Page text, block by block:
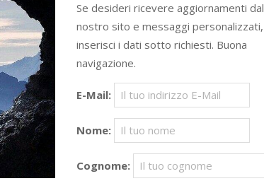
Se desideri ricevere aggiornamenti dal
nostro sito e messaggi personalizzati,
inserisci i dati sotto richiesti. Buona
navigazione.
E-Mail:
Nome:
Cognome: